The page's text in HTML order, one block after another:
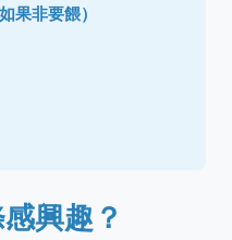
果非要餵）
興趣？